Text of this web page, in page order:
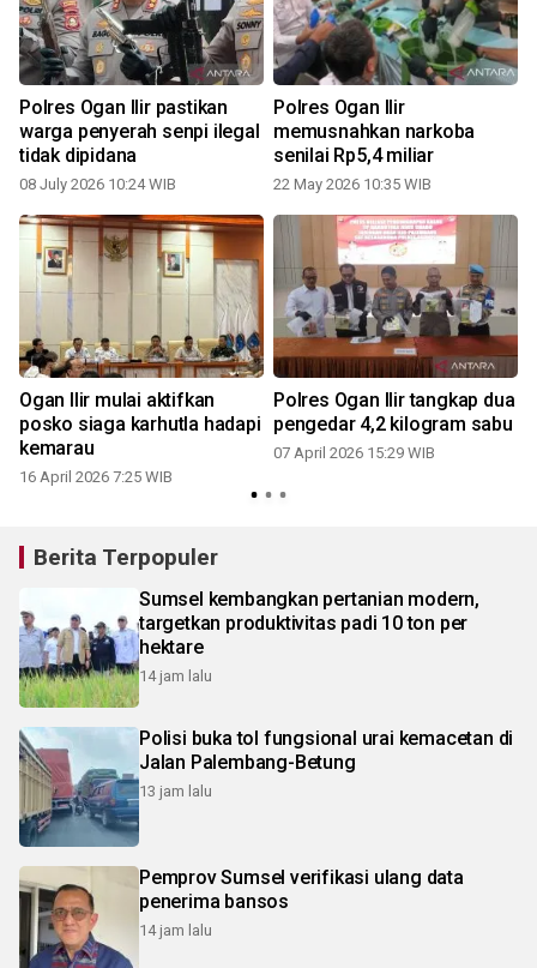
Polres Ogan Ilir pastikan
warga penyerah senpi ilegal
tidak dipidana
08 July 2026 10:24 WIB
Polres Ogan Ilir
memusnahkan narkoba
senilai Rp5,4 miliar
22 May 2026 10:35 WIB
Ogan Ilir mulai aktifkan
posko siaga karhutla hadapi
kemarau
16 April 2026 7:25 WIB
Polres Ogan Ilir tangkap dua
pengedar 4,2 kilogram sabu
07 April 2026 15:29 WIB
Berita Terpopuler
Sumsel kembangkan pertanian modern,
targetkan produktivitas padi 10 ton per
hektare
14 jam lalu
Polisi buka tol fungsional urai kemacetan di
Jalan Palembang-Betung
13 jam lalu
Pemprov Sumsel verifikasi ulang data
penerima bansos
14 jam lalu